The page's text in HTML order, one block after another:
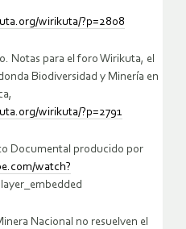
wirikuta/?p=2808
Notas para el foro Wirikuta, el
Biodiversidad y Minería en
wirikuta/?p=2791
Documental producido por
watch?
Nacional no resuelven el